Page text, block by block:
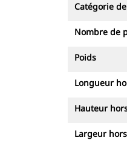
Catégorie
Nombre de
Poids
Longueur
Hauteur
Largeur